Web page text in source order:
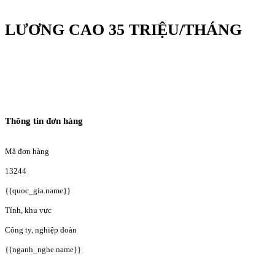
LƯƠNG CAO 35 TRIỆU/THÁNG
Thông tin đơn hàng
Mã đơn hàng
13244
{{quoc_gia.name}}
Tỉnh, khu vực
Công ty, nghiệp đoàn
{{nganh_nghe.name}}